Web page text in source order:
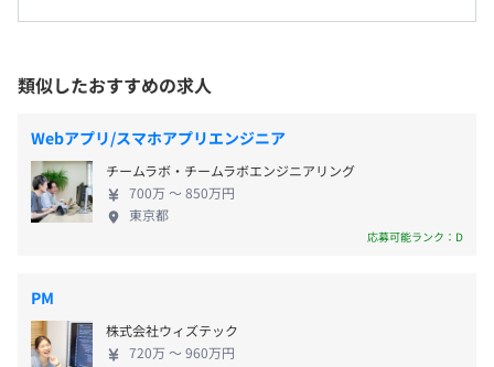
す。
・開発タスクはtrelloで管理しています。
・ビジネス要件の確認については、都度ビジネスメンバー
＜変更範囲＞
従業員に対する受動喫煙対策：あり
対策内容：屋内禁煙
ストックオプションの付与
年2回
ネオクの取扱総額も170億円を突破するほどの急成長
油です。今後の成長分野である通信やIT、AI、EVによ
る自動運転交通インフラなどの根底には必ずエネル
ギーの存在があります。 エネルギーをあらゆる産業
のプラットフォームとして正しく選択できること
が、産業の競争力や事業の持続可能性のカギとなり
ます。 脱炭素という世界同時進行の潮流は、石炭・
石油からの脱却、そして再生可能エネルギーへのシ
ない大変革の時代です。 この変化の先に実現する未
来を前倒しするのが、エナーバンクの役割です。 エ
ナーバンクは、電力の選択という複雑性が高く非対
類似したおすすめの求人
Webアプリ/スマホアプリエンジニア
チームラボ・チームラボエンジニアリング
700万 〜 850万円
東京都
応募可能ランク：D
PM
株式会社ウィズテック
720万 〜 960万円